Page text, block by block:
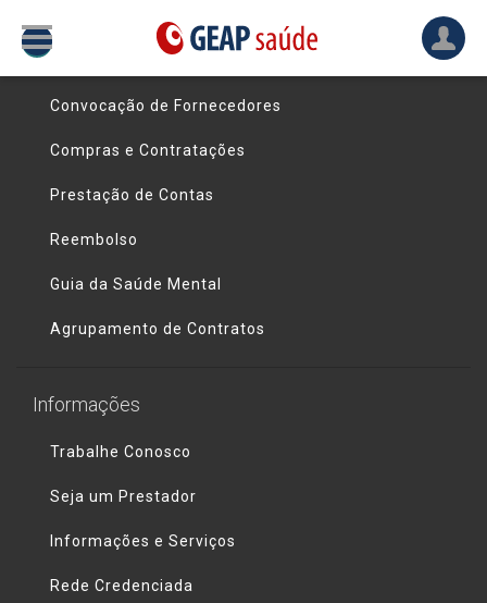
Links úteis
Convocação de Fornecedores
Compras e Contratações
Prestação de Contas
Reembolso
Guia da Saúde Mental
Agrupamento de Contratos
Informações
Trabalhe Conosco
Seja um Prestador
Informações e Serviços
Rede Credenciada